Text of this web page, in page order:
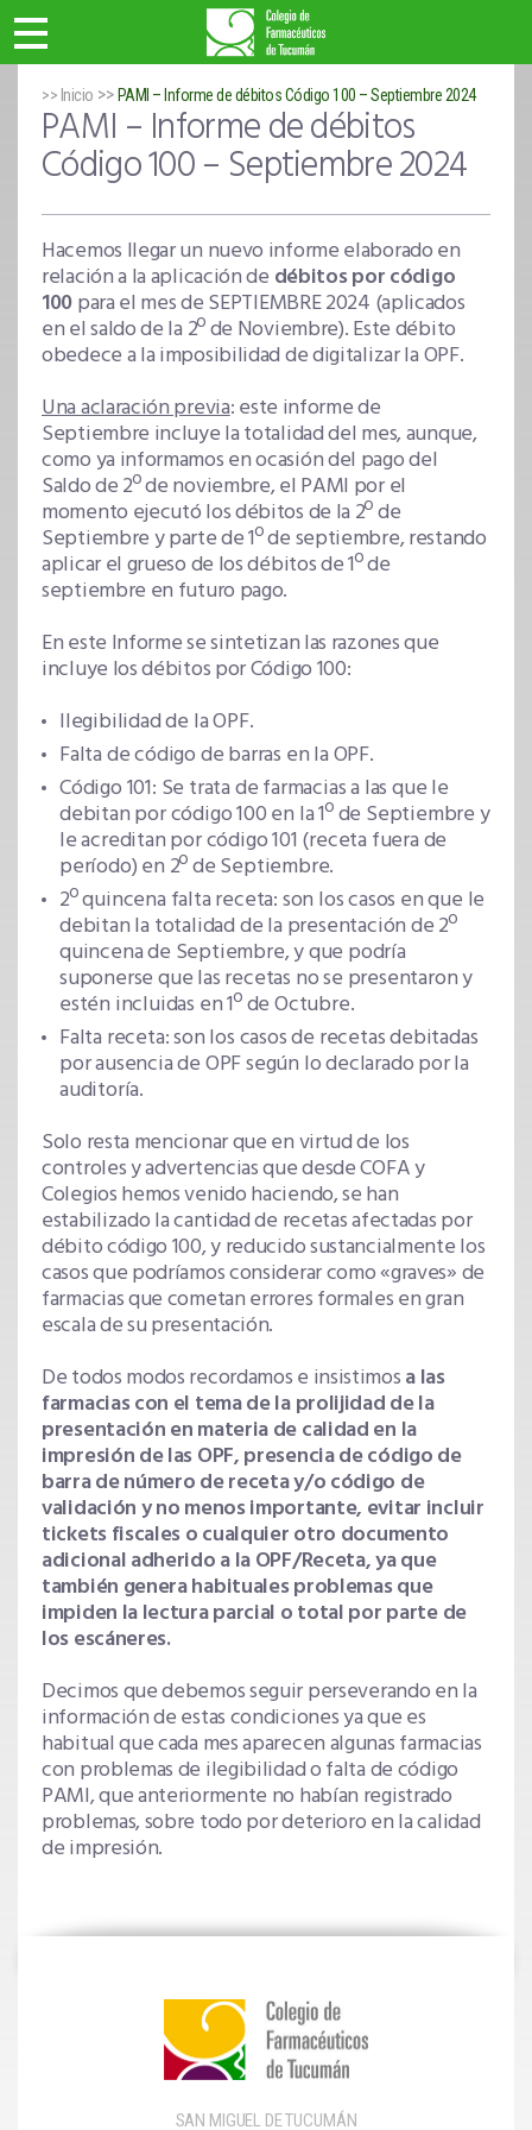
>> Inicio >> PAMI – Informe de débitos Código 100 – Septiembre 2024
PAMI – Informe de débitos
Código 100 – Septiembre 2024
Hacemos llegar un nuevo informe elaborado en
relación a la aplicación de débitos por código
100para el mes de SEPTIEMBRE 2024 (aplicados
en el saldo de la 2º de Noviembre). Este débito
obedece a la imposibilidad de digitalizar la OPF.
Una aclaración previa: este informe de
Septiembre incluye la totalidad del mes, aunque,
como ya informamos en ocasión del pago del
Saldo de 2º de noviembre, el PAMI por el
momento ejecutó los débitos de la 2º de
Septiembre y parte de 1º de septiembre, restando
aplicar el grueso de los débitos de 1º de
septiembre en futuro pago.
En este Informe se sintetizan las razones que
incluye los débitos por Código 100:
Ilegibilidad de la OPF.
Falta de código de barras en la OPF.
Código 101: Se trata de farmacias a las que le
debitan por código 100 en la 1º de Septiembre y
le acreditan por código 101 (receta fuera de
período) en 2º de Septiembre.
2º quincena falta receta: son los casos en que le
debitan la totalidad de la presentación de 2º
quincena de Septiembre, y que podría
suponerse que las recetas no se presentaron y
estén incluidas en 1º de Octubre.
Falta receta: son los casos de recetas debitadas
por ausencia de OPF según lo declarado por la
auditoría.
Solo resta mencionar que en virtud de los
controles y advertencias que desde COFA y
Colegios hemos venido haciendo, se han
estabilizado la cantidad de recetas afectadas por
débito código 100, y reducido sustancialmente los
casos que podríamos considerar como «graves» de
farmacias que cometan errores formales en gran
escala de su presentación.
De todos modos recordamos e insistimosa las
farmacias con el tema de la prolijidad de la
presentación en materia de calidad en la
impresión de las OPF, presencia de código de
barra de número de receta y/o código de
validación y no menos importante, evitar incluir
tickets fiscales o cualquier otro documento
adicional adherido a la OPF/Receta, ya que
también genera habituales problemas que
impiden la lectura parcial o total por parte de
los escáneres.
Decimos que debemos seguir perseverando en la
información de estas condiciones ya que es
habitual que cada mes aparecen algunas farmacias
con problemas de ilegibilidad o falta de código
PAMI, que anteriormente no habían registrado
problemas, sobre todo por deterioro en la calidad
de impresión.
SAN MIGUEL DE TUCUMÁN